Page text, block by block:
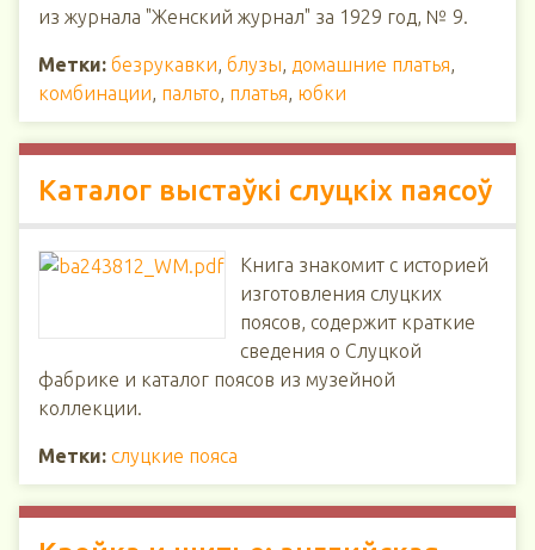
из журнала "Женский журнал" за 1929 год, № 9.
Метки: безрукавки, блузы, домашние платья,
комбинации, пальто, платья, юбки
Каталог выстаўкі слуцкіх паясоў
Книга знакомит с историей
изготовления слуцких
поясов, содержит краткие
сведения о Слуцкой
фабрике и каталог поясов из музейной
коллекции.
Метки: слуцкие пояса